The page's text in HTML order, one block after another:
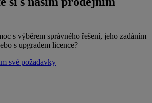
s výběrem správného řešení, jeho zadáním
s upgradem licence?
své požadavky